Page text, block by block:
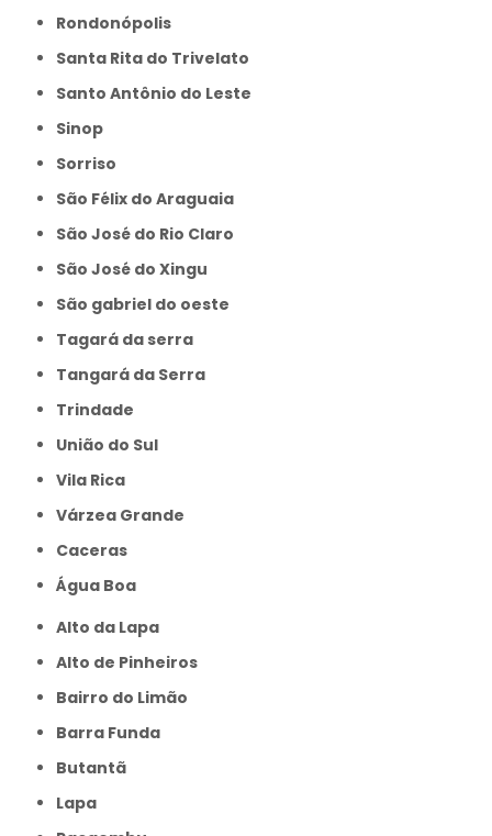
Rondonópolis
Santa Rita do Trivelato
Santo Antônio do Leste
Sinop
Sorriso
São Félix do Araguaia
São José do Rio Claro
São José do Xingu
São gabriel do oeste
Tagará da serra
Tangará da Serra
Trindade
União do Sul
Vila Rica
Várzea Grande
caceras
Água Boa
Alto da Lapa
Alto de Pinheiros
Bairro do Limão
Barra Funda
Butantã
Lapa